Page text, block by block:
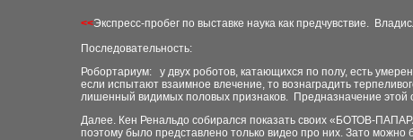
<<Экспресс-пробег по выставке наука как предчувствие.
Последовательность:
Робортариум: у двух роботов, катающихся по полу, есть
если испытают взаимное влечение, то вознаградить
лишенный видимых половых признаков. Предназначение этой
Далее. Кен Ренальдо собирался показать своих «БОТОВ-
поэтому было представлено только видео про них. Зато